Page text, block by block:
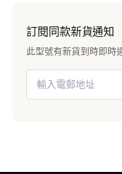
訂閱同款新貨通知
此型號有新貨到時即時